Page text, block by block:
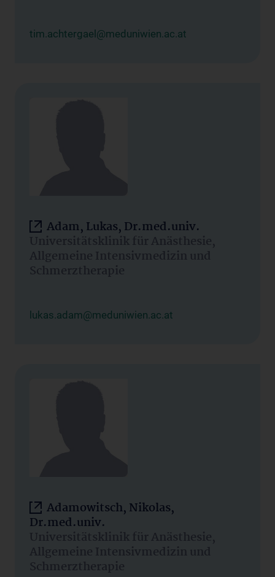
tim.achtergael@meduniwien.ac.at
Adam, Lukas, Dr.med.univ.
Universitätsklinik für Anästhesie,
Allgemeine Intensivmedizin und
Schmerztherapie
lukas.adam@meduniwien.ac.at
Adamowitsch, Nikolas,
Dr.med.univ.
Universitätsklinik für Anästhesie,
Allgemeine Intensivmedizin und
Schmerztherapie